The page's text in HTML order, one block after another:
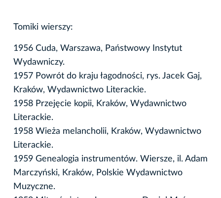
Tomiki wierszy:
1956 Cuda, Warszawa, Państwowy Instytut
Wydawniczy.
1957 Powrót do kraju łagodności, rys. Jacek Gaj,
Kraków, Wydawnictwo Literackie.
1958 Przejęcie kopii, Kraków, Wydawnictwo
Literackie.
1958 Wieża melancholii, Kraków, Wydawnictwo
Literackie.
1959 Genealogia instrumentów. Wiersze, il. Adam
Marczyński, Kraków, Polskie Wydawnictwo
Muzyczne.